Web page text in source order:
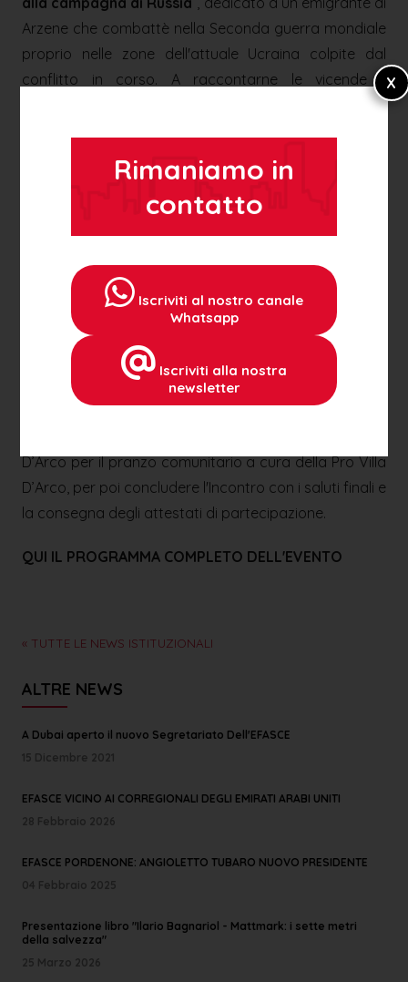
Arzene che combattè nella Seconda guerra mondiale
proprio nelle zone dell'attuale Ucraina colpite dal
conflitto in corso. A raccontarne le vicende il
commento di Marco Frigo (che ha curato
a buffet di prodotti tipici in collaborazione con il
Io sono Friuli Venezia Giulia
conclusione della giornata con il concerto
Domenica 30 giugnoalle 10.30 in piazza della Vittoria
deposizione corona d’alloro al monumento ai caduti e
alle 11 nella chiesa parrocchiale di Santa Maria
Maggiore, Santa Messa celebrata da Sua eccellenza
Monsignor Giuseppe Pellegrini Vescovo di Concordia-
D’Arco per il pranzo comunitario a cura della Pro Villa
D’Arco, per poi concludere l'Incontro con i saluti finali e
la consegna degli attestati di partecipazione.
QUI IL PROGRAMMA COMPLETO DELL'EVENTO
« TUTTE LE NEWS ISTITUZIONALI
ALTRE NEWS
A Dubai aperto il nuovo Segretariato Dell'EFASCE
15 Dicembre 2021
EFASCE VICINO AI CORREGIONALI DEGLI EMIRATI ARABI UNITI
28 Febbraio 2026
EFASCE PORDENONE: ANGIOLETTO TUBARO NUOVO PRESIDENTE
04 Febbraio 2025
Presentazione libro "Ilario Bagnariol - Mattmark: i sette metri
della salvezza"
25 Marzo 2026
Rimaniamo in
contatto
Iscriviti al nostro canale
Whatsapp
Iscriviti alla nostra
newsletter